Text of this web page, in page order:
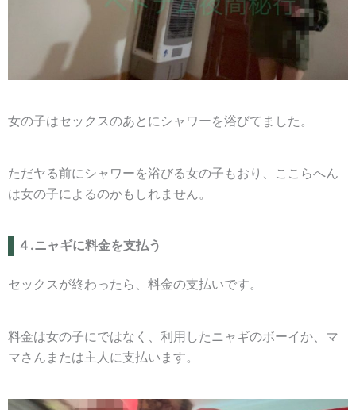
女の子はセックスのあとにシャワーを浴びてました。
ただヤる前にシャワーを浴びる女の子もおり、ここらへん
は女の子によるのかもしれません。
４.ニャギに料金を支払う
セックスが終わったら、料金の支払いです。
料金は女の子にではなく、利用したニャギのボーイか、マ
マさんまたは主人に支払います。